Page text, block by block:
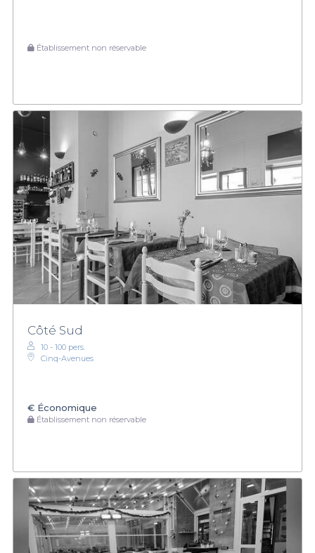
Établissement non réservable
Côté Sud
10 - 100 pers.
Cinq-Avenues
€ Économique
Établissement non réservable